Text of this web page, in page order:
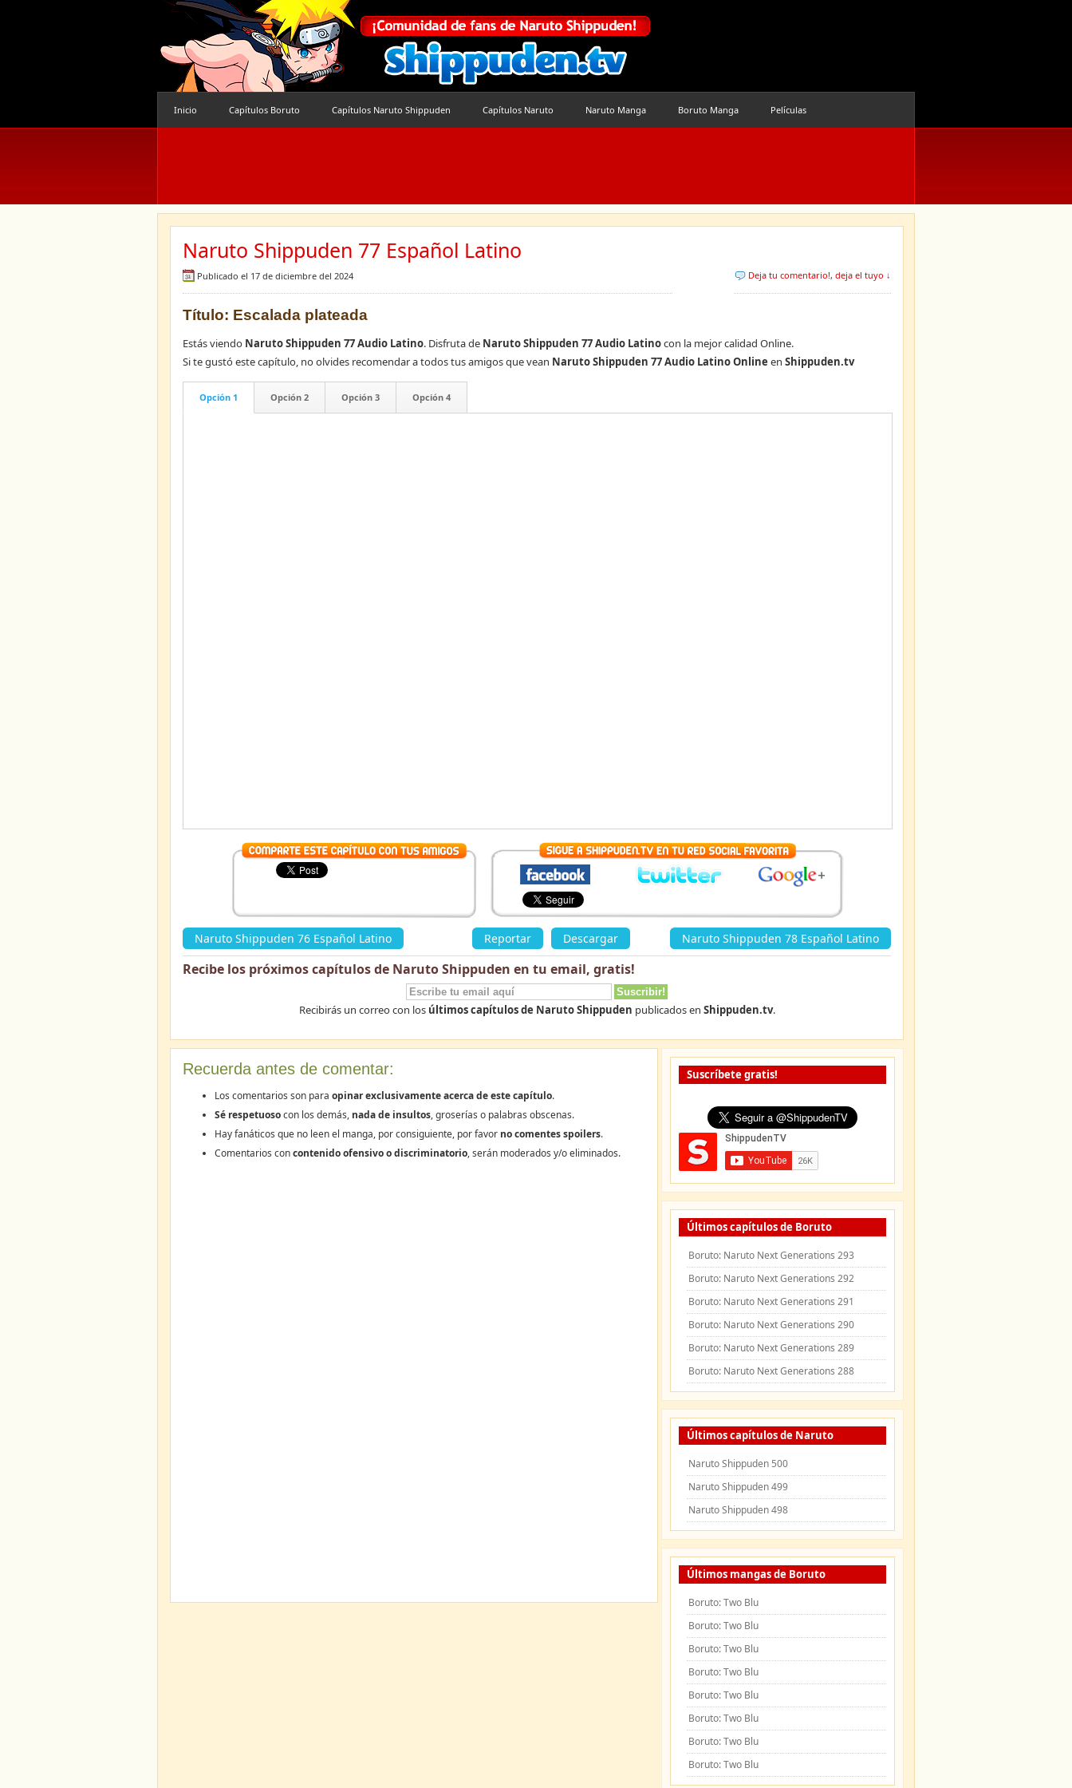
Inicio Capítulos Boruto Capítulos Naruto Shippuden Capítulos Naruto Naruto Manga Boruto Manga Películas
Naruto Shippuden 77 Español Latino
Publicado el 17 de diciembre del 2024 Deja tu comentario!, deja el tuyo ↓
Título: Escalada plateada
Estás viendo Naruto Shippuden 77 Audio Latino. Disfruta de Naruto Shippuden 77 Audio Latinocon la mejor calidad Online.
Si te gustó este capítulo, no olvides recomendar a todos tus amigos que vean Naruto Shippuden 77 Audio Latino Online en Shippuden.tv
Opción 1 Opción 2 Opción 3 Opción 4
Naruto Shippuden 76 Español Latino Reportar Descargar Naruto Shippuden 78 Español Latino
Recibe los próximos capítulos de Naruto Shippuden en tu email, gratis!
Recibirás un correo con los últimos capítulos de Naruto Shippuden publicados en Shippuden.tv.
Recuerda antes de comentar:
Los comentarios son para opinar exclusivamente acerca de este capítulo.
Sé respetuosocon los demás, nada de insultos, groserías o palabras obscenas.
Hay fanáticos que no leen el manga, por consiguiente, por favor no comentes spoilers.
Comentarios concontenido ofensivo o discriminatorio, serán moderados y/o eliminados.
Suscríbete gratis!
Últimos capítulos de Boruto
Boruto: Naruto Next Generations 293
Boruto: Naruto Next Generations 292
Boruto: Naruto Next Generations 291
Boruto: Naruto Next Generations 290
Boruto: Naruto Next Generations 289
Boruto: Naruto Next Generations 288
Últimos capítulos de Naruto
Naruto Shippuden 500
Naruto Shippuden 499
Naruto Shippuden 498
Últimos mangas de Boruto
Boruto: Two Blu
Boruto: Two Blu
Boruto: Two Blu
Boruto: Two Blu
Boruto: Two Blu
Boruto: Two Blu
Boruto: Two Blu
Boruto: Two Blu